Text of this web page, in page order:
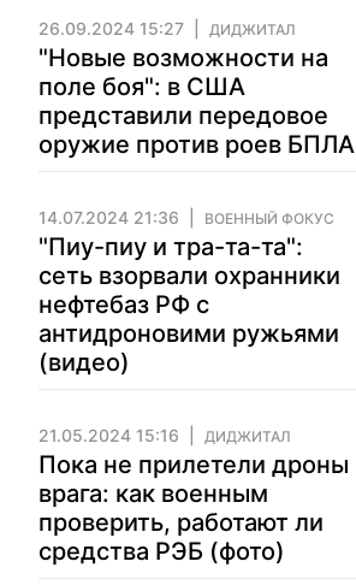
26.09.2024 15:27 ДИДЖИТАЛ
"Новые возможности на
поле боя": в США
представили передовое
оружие против роев БПЛА
14.07.2024 21:36 ВОЕННЫЙ ФОКУС
"Пиу-пиу и тра-та-та":
сеть взорвали охранники
нефтебаз РФ с
антидроновими ружьями
(видео)
21.05.2024 15:16 ДИДЖИТАЛ
Пока не прилетели дроны
врага: как военным
проверить, работают ли
средства РЭБ (фото)